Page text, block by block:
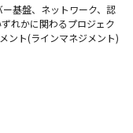
基盤、ネットワーク、認
れかに関わるプロジェク
ント(ラインマネジメント)